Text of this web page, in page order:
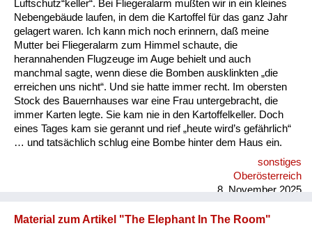
Versorgung
Heimkehrer
Fluchtgeschichten
Familiengeschichten
Schule und Ausbildung
Wohnen
Luftschutz“keller“. Bei Fliegeralarm mußten wir in ein kleines
Nebengebäude laufen, in dem die Kartoffel für das ganz Jahr
gelagert waren. Ich kann mich noch erinnern, daß meine
Mutter bei Fliegeralarm zum Himmel schaute, die
herannahenden Flugzeuge im Auge behielt und auch
manchmal sagte, wenn diese die Bomben ausklinkten „die
erreichen uns nicht“. Und sie hatte immer recht. Im obersten
Stock des Bauernhauses war eine Frau untergebracht, die
immer Karten legte. Sie kam nie in den Kartoffelkeller. Doch
eines Tages kam sie gerannt und rief „heute wird’s gefährlich“
… und tatsächlich schlug eine Bombe hinter dem Haus ein.
sonstiges
Oberösterreich
8. November 2025
Material zum Artikel "The Elephant In The Room"